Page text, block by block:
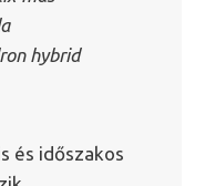
hybrid
és időszakos